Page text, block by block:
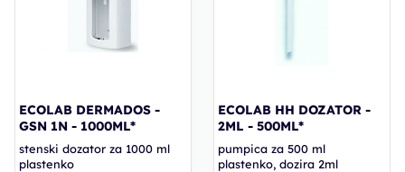
ECOLAB DERMADOS -
GSN 1N - 1000ML*
stenski dozator za 1000 ml
plastenko
ECOLAB HH DOZATOR -
2ML - 500ML*
pumpica za 500 ml
plastenko, dozira 2ml